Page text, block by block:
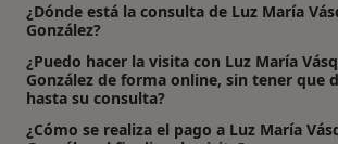
¿Dónde está la consulta de Luz María
González?
¿Puedo hacer la visita con Luz María
González de forma online, sin tener que
hasta su consulta?
¿Cómo se realiza el pago a Luz María